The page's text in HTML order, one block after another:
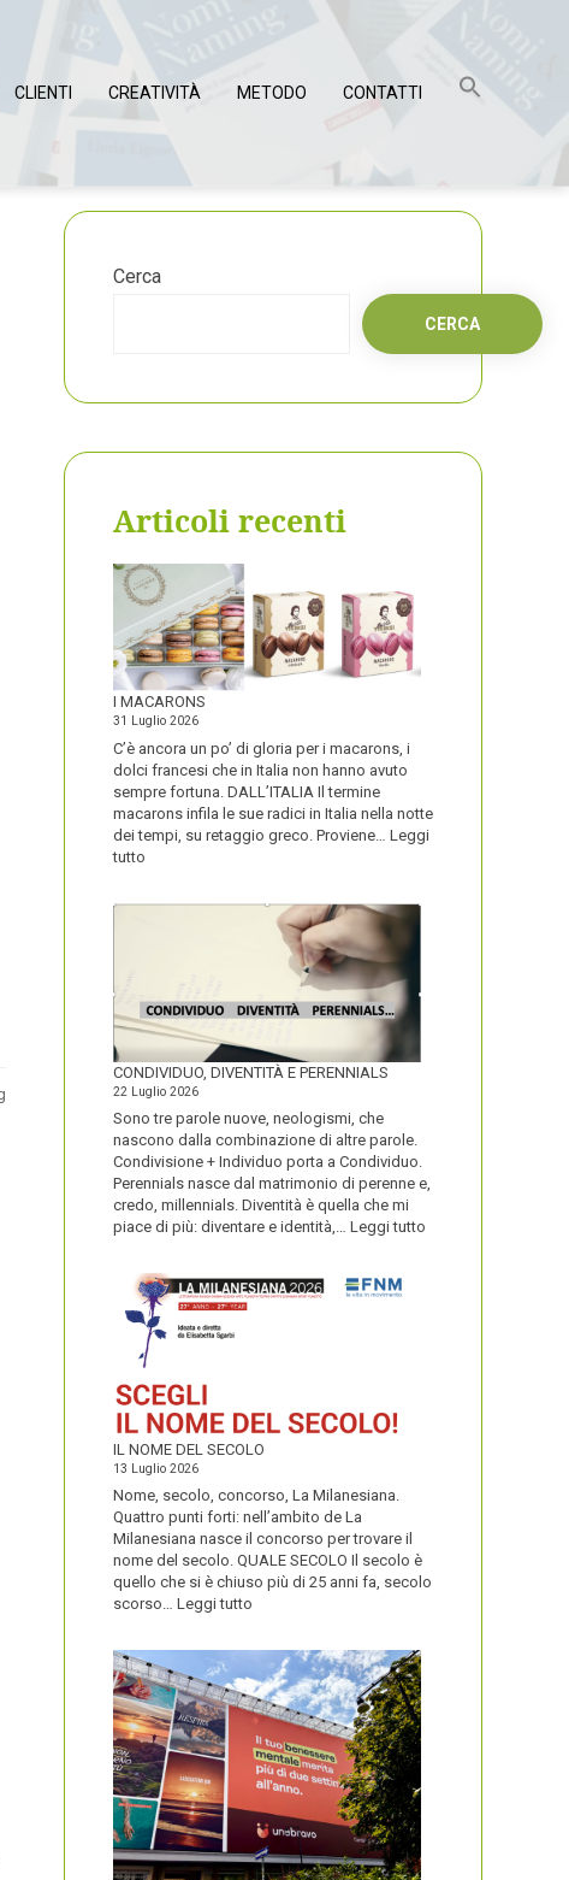
CLIENTI CREATIVITÀ METODO CONTATTI
Cerca
CERCA
Articoli recenti
I MACARONS
31 Luglio 2026
C’è ancora un po’ di gloria per i macarons, i
dolci francesi che in Italia non hanno avuto
sempre fortuna. DALL’ITALIA Il termine
macarons infila le sue radici in Italia nella notte
dei tempi, su retaggio greco. Proviene… Leggi
tutto
CONDIVIDUO, DIVENTITÀ E PERENNIALS
22 Luglio 2026
Sono tre parole nuove, neologismi, che
nascono dalla combinazione di altre parole.
Condivisione + Individuo porta a Condividuo.
Perennials nasce dal matrimonio di perenne e,
credo, millennials. Diventità è quella che mi
piace di più: diventare e identità,… Leggi tutto
IL NOME DEL SECOLO
13 Luglio 2026
Nome, secolo, concorso, La Milanesiana.
Quattro punti forti: nell’ambito de La
Milanesiana nasce il concorso per trovare il
nome del secolo. QUALE SECOLO Il secolo è
quello che si è chiuso più di 25 anni fa, secolo
scorso… Leggi tutto
NOME
DEL
SECOLO